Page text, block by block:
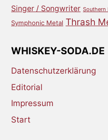
Singer / Songwriter Southern
Symphonic Metal Thrash
WHISKEY-SODA.DE
Datenschutzerklärung
Editorial
Impressum
Start